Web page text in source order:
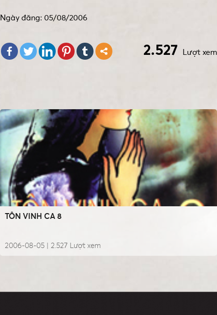
Ngày đăng: 05/08/2006
Lượt xem
2.527
TÔN VINH CA 8
2006-08-05 | Lượt xem
2.527